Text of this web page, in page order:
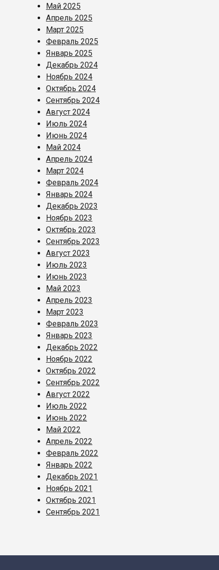
Май 2025
Апрель 2025
Март 2025
Февраль 2025
Январь 2025
Декабрь 2024
Ноябрь 2024
Октябрь 2024
Сентябрь 2024
Август 2024
Июль 2024
Июнь 2024
Май 2024
Апрель 2024
Март 2024
Февраль 2024
Январь 2024
Декабрь 2023
Ноябрь 2023
Октябрь 2023
Сентябрь 2023
Август 2023
Июль 2023
Июнь 2023
Май 2023
Апрель 2023
Март 2023
Февраль 2023
Январь 2023
Декабрь 2022
Ноябрь 2022
Октябрь 2022
Сентябрь 2022
Август 2022
Июль 2022
Июнь 2022
Май 2022
Апрель 2022
Февраль 2022
Январь 2022
Декабрь 2021
Ноябрь 2021
Октябрь 2021
Сентябрь 2021